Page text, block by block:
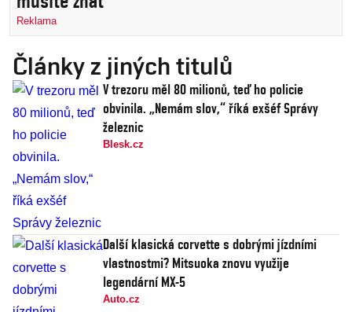
Reklama
Články z jiných titulů
V trezoru měl 80 milionů, teď ho policie
obvinila. „Nemám slov,“ říká exšéf Správy
železnic
Blesk.cz
Další klasická corvette s dobrými jízdními
vlastnostmi? Mitsuoka znovu využije
legendární MX-5
Auto.cz